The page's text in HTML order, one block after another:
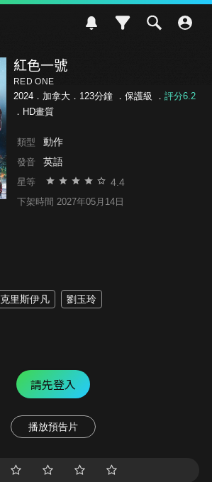
紅色一號
RED ONE
2024．加拿大．123分鐘 ． 保護級 ． 評分6.2
．HD畫質
類型 動作
發音 英語
星等 4.4
下架時間 2027年05月14日
克里斯伊凡 劉玉玲
請先登入
播放預告片